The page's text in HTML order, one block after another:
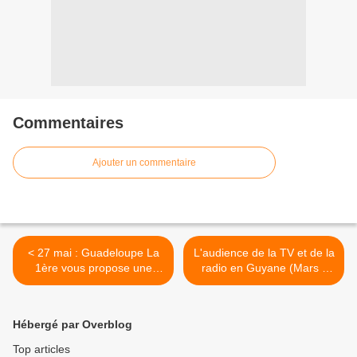
Commentaires
Ajouter un commentaire
< 27 mai : Guadeloupe La
1ère vous propose une
programmation spéciale !
L'audience de la TV et de la
radio en Guyane (Mars -
Mai 2022) >
Hébergé par Overblog
Top articles